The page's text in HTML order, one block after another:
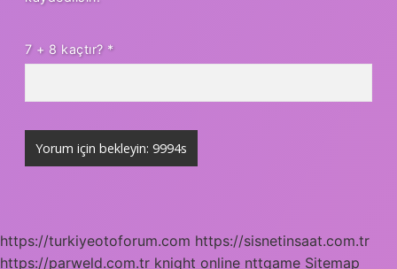
7 + 8 kaçtır? *
https://turkiyeotoforum.com https://sisnetinsaat.com.tr
https://parweld.com.tr knight online nttgame Sitemap